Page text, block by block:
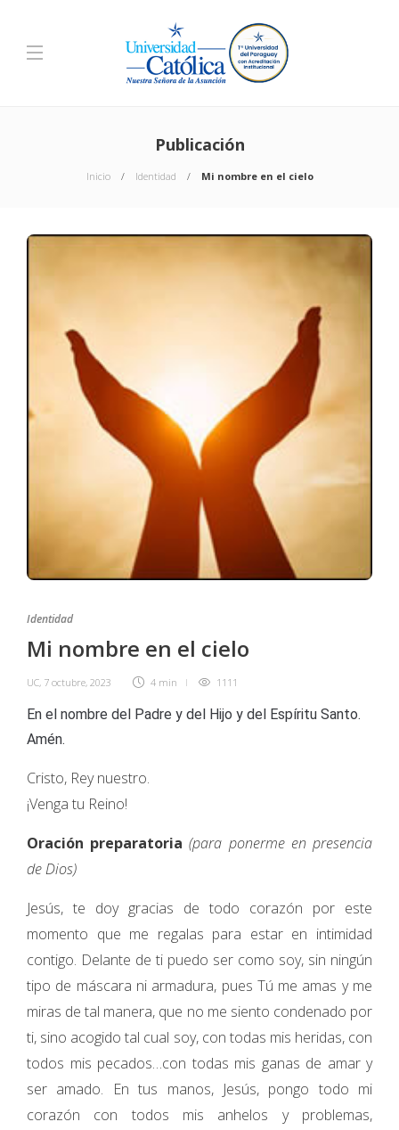
Publicación
Inicio Identidad Mi nombre en el cielo
Identidad
Mi nombre en el cielo
UC, 7 octubre, 2023 4 min 1111
En el nombre del Padre y del Hijo y del Espíritu Santo.
Amén.
Cristo, Rey nuestro.
¡Venga tu Reino!
Oración preparatoria (para ponerme en presencia
de Dios)
Jesús, te doy gracias de todo corazón por este
momento que me regalas para estar en intimidad
contigo. Delante de ti puedo ser como soy, sin ningún
tipo de máscara ni armadura, pues Tú me amas y me
miras de tal manera, que no me siento condenado por
ti, sino acogido tal cual soy, con todas mis heridas, con
todos mis pecados…con todas mis ganas de amar y
ser amado. En tus manos, Jesús, pongo todo mi
corazón con todos mis anhelos y problemas,